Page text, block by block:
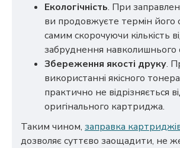
Екологічність. При
ви продовжуєте термін його
самим скорочуючи кількість
забруднення
Збереження якості друку.
використанні якісного
практично не відрізняється
оригінального картриджа.
Таким чином, заправка
дозволяє суттєво заощадити, не